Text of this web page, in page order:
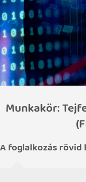
Munkakör:
A foglalkozás rövid